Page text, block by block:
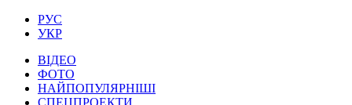
РУС
УКР
ВІДЕО
ФОТО
НАЙПОПУЛЯРНІШІ
СПЕЦПРОЕКТИ